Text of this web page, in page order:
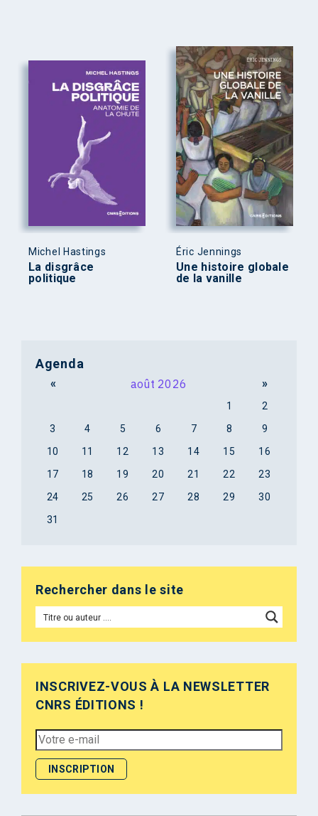
Michel Hastings
La disgrâce
politique
Éric Jennings
Une histoire globale
de la vanille
Agenda
« août 2026 »
1
2
3
4 5 6 7 8
9
10
11 12 13 14 15
16
17
18 19 20 21 22
23
24
25 26 27 28 29
30
31
Rechercher dans le site
INSCRIVEZ-VOUS À LA NEWSLETTER
CNRS ÉDITIONS !